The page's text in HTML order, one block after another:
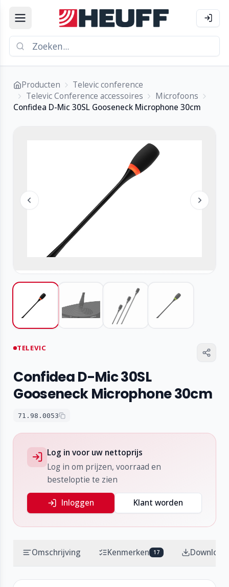
Producten
Televic conference
Televic Conference accessoires
Microfoons
Confidea D-Mic 30SL Gooseneck Microphone 30cm
TELEVIC
Confidea D-Mic 30SL
Gooseneck Microphone 30cm
71.98.0053
Log in voor uw nettoprijs
Log in om prijzen, voorraad en
besteloptie te zien
Inloggen Klant worden
Omschrijving Kenmerken 17